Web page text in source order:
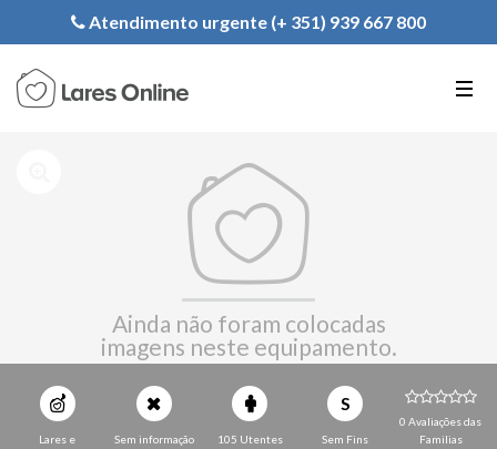
Registe a sua Instituição
Atendimento urgente (+ 351) 939 667 800
Ainda não foram colocadas
imagens neste equipamento.
Lares e
Sem informação
105 Utentes
S
Sem Fins
0 Avaliações das
Familias